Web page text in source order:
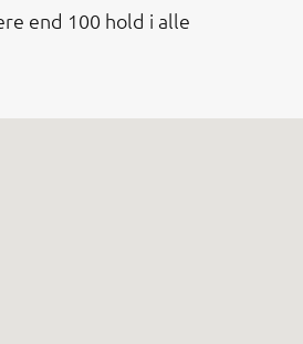
end 100 hold i alle